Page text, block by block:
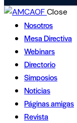
Close
Nosotros
Mesa Directiva
Webinars
Directorio
Simposios
Noticias
Páginas amigas
Revista